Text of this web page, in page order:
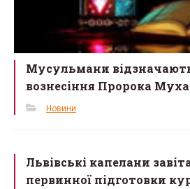
Мусульмани
вознесіння Пророка
Новини
Львівські капелани
первинної підготовки